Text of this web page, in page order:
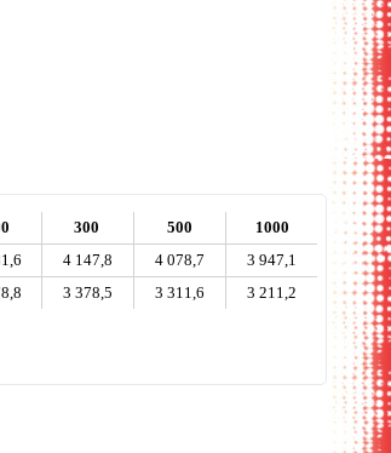
300 500
1000
4 147,8 4 078,7
3 947,1
3 378,5 3 311,6 3 211,2